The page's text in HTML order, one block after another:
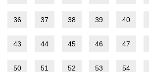
36 37 38 39 40
43 44 45 46 47
50 51 52 53 54